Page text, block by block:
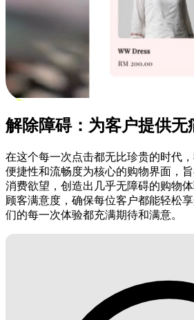
解除障碍：为客户提供无
在这个每一次点击都无比珍贵的时代
便捷性和流畅度为核心的购物界面，
消费欲望，创造出几乎无障碍的购物
顾客满意度，确保每位客户都能轻松
们的每一次体验都充满期待和满意。